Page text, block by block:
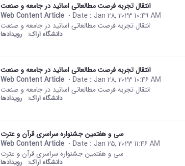
انتقال تجربه فرصت مطالعاتی اساتید در جامعه و‌ صنعت
Web Content Article
This result comes from the Persian
- Date : Jan 28, 2023 10:49 AM
انتقال تجربه فرصت مطالعاتی اساتید در جامعه و‌ صنعت
دانشگاه اراک: رویدادها
انتقال تجربه فرصت مطالعاتی اساتید در جامعه و‌ صنعت
Web Content Article
This result comes from the Persian
- Date : Jan 28, 2023 10:46 AM
انتقال تجربه فرصت مطالعاتی اساتید در جامعه و‌ صنعت
دانشگاه اراک: رویدادها
سی و هفتمین جشنواره سراسری قرآن و عترت
Web Content Article
This result comes from the Persian
- Date : Jan 25, 2023 11:46 AM
سی و هفتمین جشنواره سراسری قرآن و عترت
دانشگاه اراک: رویدادها